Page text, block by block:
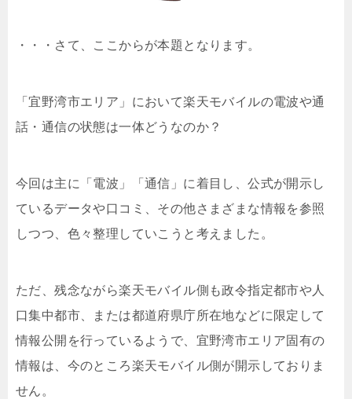
・・・さて、ここからが本題となります。
「宜野湾市エリア」において楽天モバイルの電波や通
話・通信の状態は一体どうなのか？
今回は主に「電波」「通信」に着目し、公式が開示し
ているデータや口コミ、その他さまざまな情報を参照
しつつ、色々整理していこうと考えました。
ただ、残念ながら楽天モバイル側も政令指定都市や人
口集中都市、または都道府県庁所在地などに限定して
情報公開を行っているようで、宜野湾市エリア固有の
情報は、今のところ楽天モバイル側が開示しておりま
せん。